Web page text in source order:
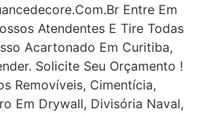
Entre Em
Atendentes E Tire Todas
Acartonado Em Curitiba,
Solicite Seu Orçamento !
Removíveis, Cimentícia,
Em Drywall, Divisória Naval,